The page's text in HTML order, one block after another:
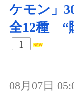
ケモン」
全12種 “
1
08月07日